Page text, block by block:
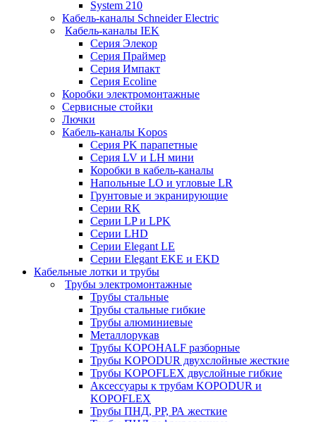
System 210
Кабель-каналы Schneider Electric
Кабель-каналы IEK
Серия Элекор
Серия Праймер
Серия Импакт
Серия Ecoline
Коробки электромонтажные
Сервисные стойки
Лючки
Кабель-каналы Kopos
Серия PK парапетные
Серия LV и LH мини
Коробки в кабель-каналы
Напольные LO и угловые LR
Грунтовые и экранирующие
Серии RK
Серии LP и LPK
Серии LHD
Серии Elegant LE
Серии Elegant EKE и EKD
Кабельные лотки и трубы
Трубы электромонтажные
Трубы стальные
Трубы стальные гибкие
Трубы алюминиевые
Металлорукав
Трубы KOPOHALF разборные
Трубы KOPODUR двухслойные жесткие
Трубы KOPOFLEX двуслойные гибкие
Аксессуары к трубам KOPODUR и
KOPOFLEX
Трубы ПНД, РР, РА жесткие